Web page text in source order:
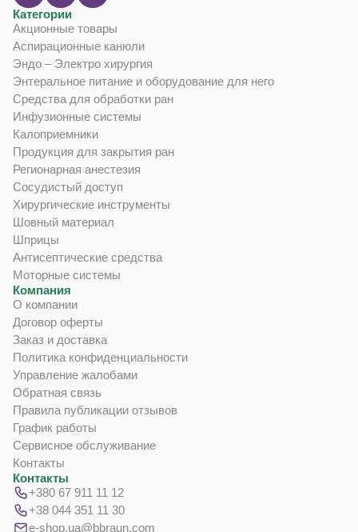
Категории
Акционные товары
Аспирационные канюли
Эндо – Электро хирургия
Энтеральное питание и оборудование для него
Средства для обработки ран
Инфузионные системы
Калоприемники
Продукция для закрытия ран
Регионарная анестезия
Сосудистый доступ
Хирургические инструменты
Шовный материал
Шприцы
Антисептические средства
Моторные системы
Компания
О компании
Договор оферты
Заказ и доставка
Политика конфиденциальности
Управление жалобами
Обратная связь
Правила публикации отзывов
График работы
Сервисное обслуживание
Контакты
Контакты
+380 67 911 11 12
+38 044 351 11 30
e-shop.ua@bbraun.com